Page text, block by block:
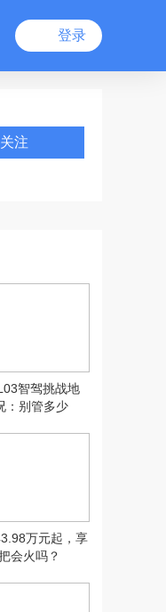
登录
关注
智驾挑战地
：别管多少
万元起，享
会火吗？